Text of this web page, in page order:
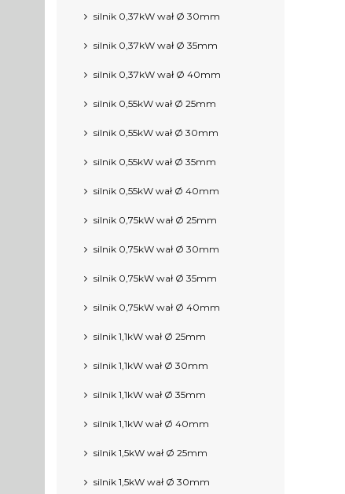
silnik 0,37kW wał Ø 30mm
silnik 0,37kW wał Ø 35mm
silnik 0,37kW wał Ø 40mm
silnik 0,55kW wał Ø 25mm
silnik 0,55kW wał Ø 30mm
silnik 0,55kW wał Ø 35mm
silnik 0,55kW wał Ø 40mm
silnik 0,75kW wał Ø 25mm
silnik 0,75kW wał Ø 30mm
silnik 0,75kW wał Ø 35mm
silnik 0,75kW wał Ø 40mm
silnik 1,1kW wał Ø 25mm
silnik 1,1kW wał Ø 30mm
silnik 1,1kW wał Ø 35mm
silnik 1,1kW wał Ø 40mm
silnik 1,5kW wał Ø 25mm
silnik 1,5kW wał Ø 30mm